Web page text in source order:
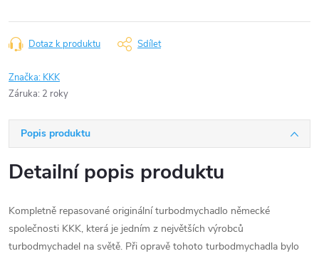
Dotaz k produktu Sdílet
Značka: KKK
Záruka: 2 roky
Popis produktu
Detailní popis produktu
Kompletně repasované originální turbodmychadlo německé
společnosti KKK, která je jedním z největších výrobců
turbodmychadel na světě. Při opravě tohoto turbodmychadla bylo